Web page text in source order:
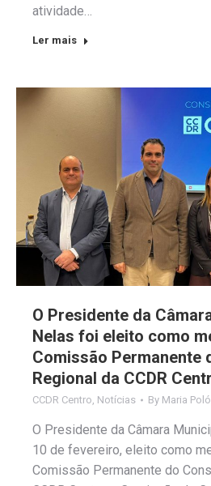
atividade…
Ler mais
O Presidente da
Nelas foi eleito como
Comissão Permanente
Regional da CCDR
CCDR Centro Notícias By Maria
O Presidente da Câmara
10 de fevereiro, eleito como
Comissão Permanente do